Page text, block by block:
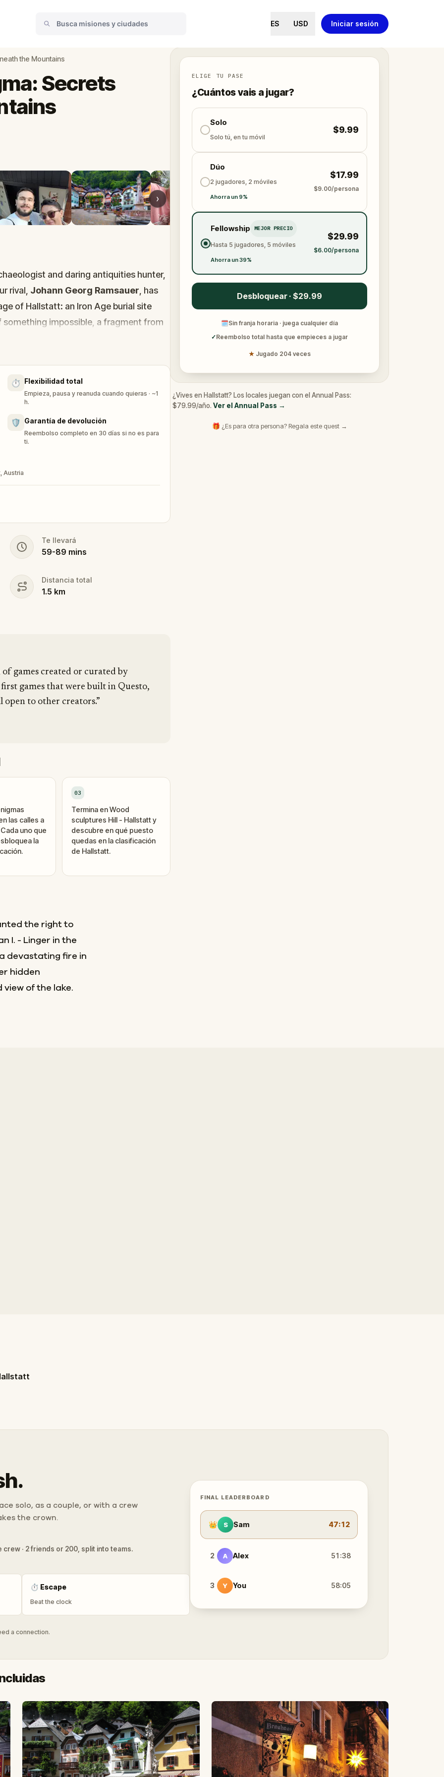
ES USD Iniciar sesión
the Mountains
›
Secrets
and daring antiquities hunter,
rival, Johann Georg Ramsauer , has
of Hallstatt: an Iron Age burial site
something impossible, a fragment from
way to find out.
alpine village of
follow clues across historic paths,
with friends or family and experience
⏱️ Flexibilidad total
Empieza, pausa y reanuda cuando quieras · ~1
h.
🛡️ Garantía de devolución
Reembolso completo en 30 días si no es para
ti.
Austria
Te llevará
59-89 mins
Distancia total
1.5 km
games created or curated by
games that were built in Questo,
to other creators.”
las calles a
uno que
la
03
Termina en Wood
sculptures Hill - Hallstatt y
descubre en qué puesto
quedas en la clasificación
de Hallstatt.
the right to
I. - Linger in the
devastating fire in
hidden
of the lake.
ELIGE TU PASE
¿Cuántos vais a jugar?
Solo
Solo tú, en tu móvil
$9.99
Dúo
2 jugadores, 2 móviles
Ahorra un 9%
$17.99
$9.00/persona
Fellowship MEJOR PRECIO
Hasta 5 jugadores, 5 móviles
Ahorra un 39%
$29.99
$6.00/persona
Desbloquear · $29.99
🗓Sin franja horaria · juega cualquier día
✓Reembolso total hasta que empieces a jugar
★ Jugado 204 veces
¿Vives en Hallstatt? Los locales juegan con el Annual Pass:
$79.99/año. Ver el Annual Pass →
🎁 ¿Es para otra persona? Regala este quest →
solo, as a couple, or with a crew
the crown.
crew · 2 friends or 200, split into teams.
⏱ Escape
Beat the clock
a connection.
FINAL LEADERBOARD
👑 S Sam 47:12
2 A Alex 51:38
3 Y You 58:05